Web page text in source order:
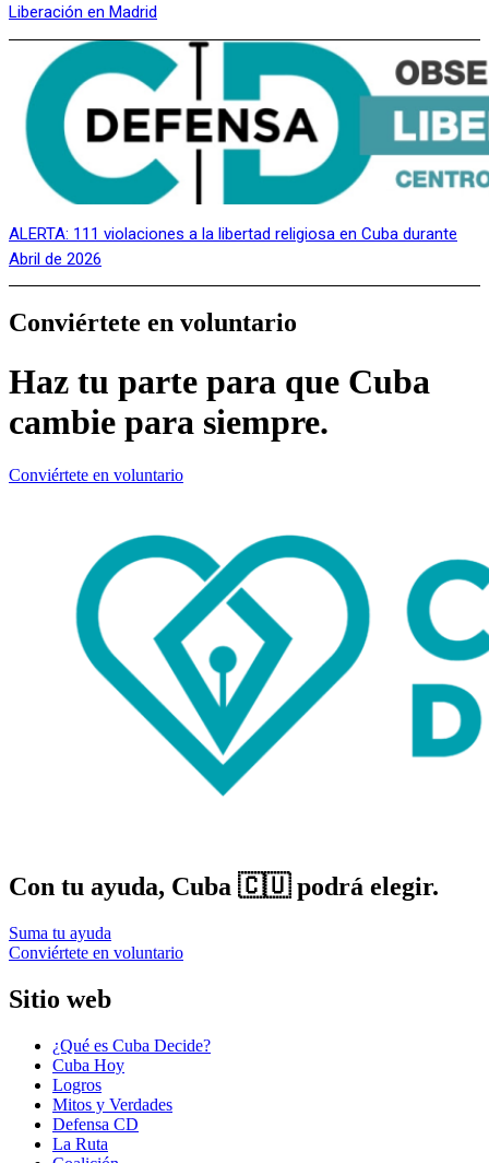
Liberación en Madrid
ALERTA: 111 violaciones a la libertad religiosa en Cuba durante
Abril de 2026
Conviértete en voluntario
Haz tu parte para que Cuba
cambie para siempre.
Conviértete en voluntario
Con tu ayuda, Cuba 🇨🇺 podrá elegir.
Suma tu ayuda
Conviértete en voluntario
Sitio web
¿Qué es Cuba Decide?
Cuba Hoy
Logros
Mitos y Verdades
Defensa CD
La Ruta